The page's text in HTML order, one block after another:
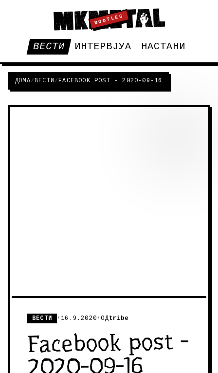
BOOTLEG
ВЕСТИ ИНТЕРВЈУА НАСТАНИ
ДОМА/ВЕСТИ /FACEBOOK POST - 2020-09-16
ВЕСТИ • 16.9.2020 •ОДtribe
Facebook post -
2020-09-16